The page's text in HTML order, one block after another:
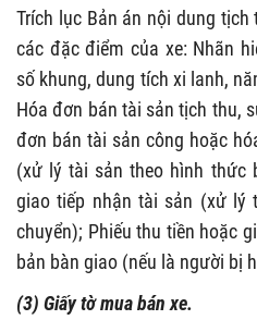
Trích lục Bản án nội dung
các đặc điểm của xe: Nhãn
số khung, dung tích xi lanh,
Hóa đơn bán tài sản tịch thu,
đơn bán tài sản công hoặc
(xử lý tài sản theo hình thức
giao tiếp nhận tài sản (xử lý
chuyển); Phiếu thu tiền hoặc
bản bàn giao (nếu là người bị
(3) Giấy tờ mua bán xe.